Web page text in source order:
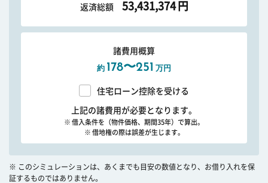
返済総額 53,431,374 円
諸費用概算
約 178〜251 万円
住宅ローン控除を受ける
上記の諸費用が必要となります。
※ 借入条件を（物件価格、期間35年）で算出。
※ 借地権の際は誤差が生じます。
※ このシミュレーションは、あくまでも目安の数値となり、お借り入れを保
証するものではありません。